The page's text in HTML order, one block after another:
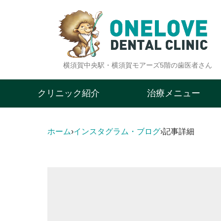
横須賀中央駅・横須賀モアーズ5階の歯医者さん
クリニック紹介 治療メニュー
ホーム›インスタグラム・ブログ›記事詳細